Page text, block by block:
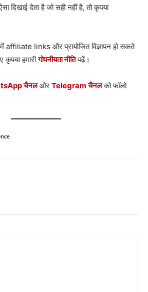
देता है जो सही नहीं है, तो कृपया
links और प्रायोजित विज्ञापन हो सकते
कृपया हमारीगोपनीयता नीतिपढ़ें।
चैनलऔर Telegram चैनलको फॉलो